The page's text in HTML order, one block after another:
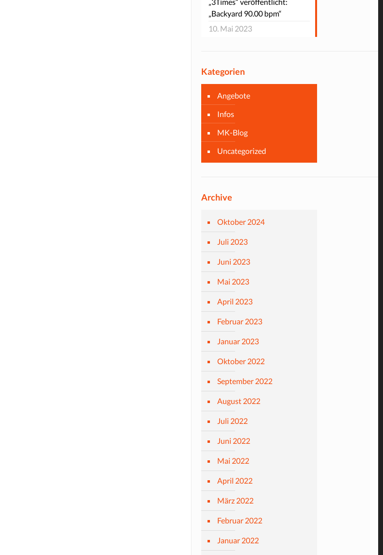
„Backyard 90.00 bpm“
10. Mai 2023
Kategorien
Angebote
Infos
MK-Blog
Uncategorized
Archive
Oktober 2024
Juli 2023
Juni 2023
Mai 2023
April 2023
Februar 2023
Januar 2023
Oktober 2022
September 2022
August 2022
Juli 2022
Juni 2022
Mai 2022
April 2022
März 2022
Februar 2022
Januar 2022